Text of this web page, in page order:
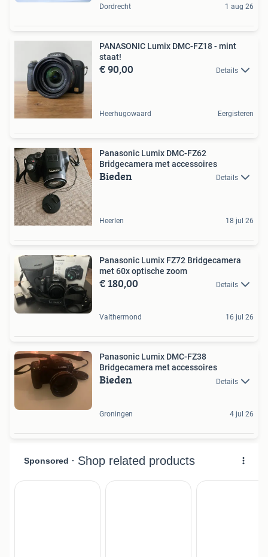
Dordrecht 1 aug 26
PANASONIC Lumix DMC-FZ18 - mint
staat!
€ 90,00 Details
Heerhugowaard Eergisteren
Panasonic Lumix DMC-FZ62
Bridgecamera met accessoires
Bieden Details
Heerlen 18 jul 26
Panasonic Lumix FZ72 Bridgecamera
met 60x optische zoom
€ 180,00 Details
Valthermond 16 jul 26
Panasonic Lumix DMC-FZ38
Bridgecamera met accessoires
Bieden Details
Groningen 4 jul 26